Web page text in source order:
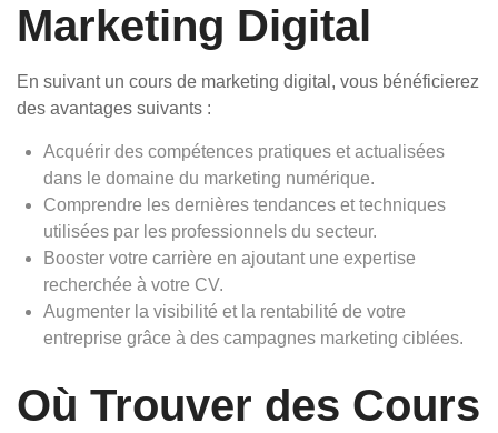
Marketing Digital
En suivant un cours de marketing digital, vous bénéficierez
des avantages suivants :
Acquérir des compétences pratiques et actualisées
dans le domaine du marketing numérique.
Comprendre les dernières tendances et techniques
utilisées par les professionnels du secteur.
Booster votre carrière en ajoutant une expertise
recherchée à votre CV.
Augmenter la visibilité et la rentabilité de votre
entreprise grâce à des campagnes marketing ciblées.
Où Trouver des Cours